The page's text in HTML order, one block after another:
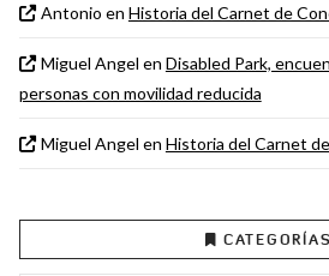
Antonio en Historia del Carnet de
Miguel Angel en Disabled Park,
personas con movilidad reducida
Miguel Angel en Historia del Carnet
CATEGORÍAS